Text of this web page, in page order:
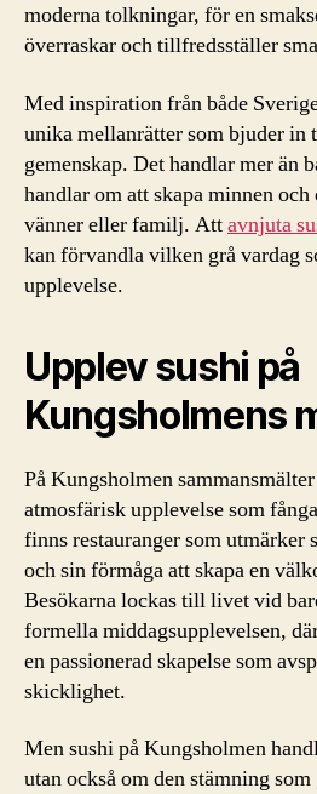
moderna tolkningar, för en
överraskar och tillfredsställer
Med inspiration från både
unika mellanrätter som bjuder in
gemenskap. Det handlar mer än
handlar om att skapa minnen
vänner eller familj. Attavnjuta
kan förvandla vilken grå vardag
upplevelse.
Upplev sushi på
Kungsholmens
På Kungsholmen
atmosfärisk upplevelse som
finns restauranger som utmärker
och sin förmåga att skapa en
Besökarna lockas till livet vid
formella middagsupplevelsen,
en passionerad skapelse som
skicklighet.
Men sushi på Kungsholmen
utan också om den stämning